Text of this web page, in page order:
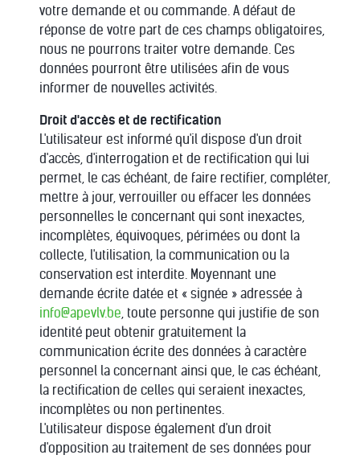
votre demande et ou commande. A défaut de
réponse de votre part de ces champs obligatoires,
nous ne pourrons traiter votre demande. Ces
données pourront être utilisées afin de vous
informer de nouvelles activités.
Droit d'accès et de rectification
L'utilisateur est informé qu'il dispose d'un droit
d'accès, d'interrogation et de rectification qui lui
permet, le cas échéant, de faire rectifier, compléter,
mettre à jour, verrouiller ou effacer les données
personnelles le concernant qui sont inexactes,
incomplètes, équivoques, périmées ou dont la
collecte, l'utilisation, la communication ou la
conservation est interdite. Moyennant une
demande écrite datée et « signée » adressée à
info@apevlv.be , toute personne qui justifie de son
identité peut obtenir gratuitement la
communication écrite des données à caractère
personnel la concernant ainsi que, le cas échéant,
la rectification de celles qui seraient inexactes,
incomplètes ou non pertinentes.
L'utilisateur dispose également d'un droit
d'opposition au traitement de ses données pour